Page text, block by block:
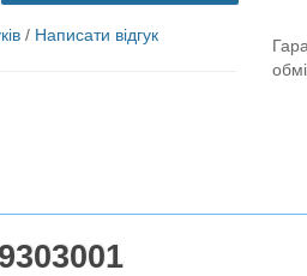
/ Написати відгук